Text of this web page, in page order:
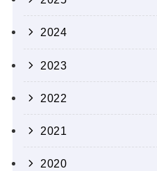
2024
2023
2022
2021
2020